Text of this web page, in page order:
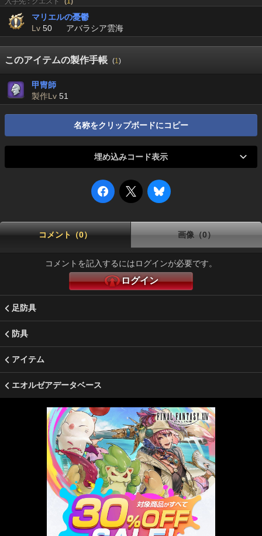
マリエルの憂鬱
Lv 50 アバラシア雲海
このアイテムの製作手帳 (1)
甲冑師
製作Lv 51
名称をクリップボードにコピー
埋め込みコード表示
コメント（0） 画像（0）
コメントを記入するにはログインが必要です。
ログイン
足防具
防具
アイテム
エオルゼアデータベース